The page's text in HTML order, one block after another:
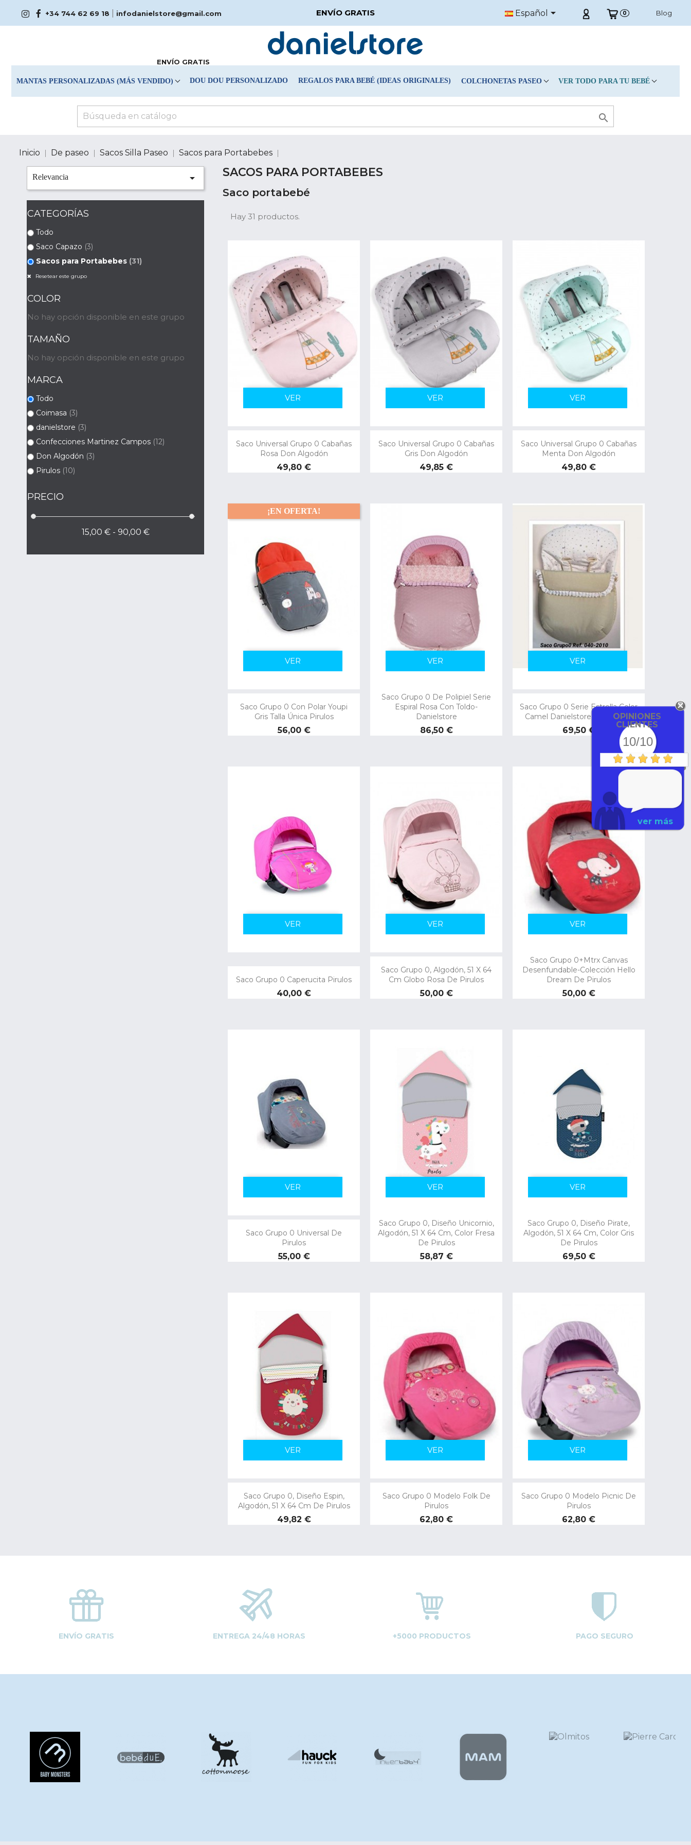
+34 744 62 69 18 infodanielstore@gmail.com ENVÍO GRATIS Español  0 Blog
ENVÍO GRATIS
MANTAS PERSONALIZADAS (MÁS VENDIDO) DOU DOU PERSONALIZADO REGALOS PARA BEBÉ (IDEAS ORIGINALES) COLCHONETAS PASEO VER TODO PARA TU BEBÉ

Inicio De paseo Sacos Silla Paseo Sacos para Portabebes
Relevancia 
CATEGORÍAS
Todo
Saco Capazo (3)
Sacos para Portabebes (31)
Resetear este grupo
COLOR
No hay opción disponible en este grupo
TAMAÑO
No hay opción disponible en este grupo
MARCA
Todo
Coimasa (3)
danielstore (3)
Confecciones Martinez Campos (12)
Don Algodón (3)
Pirulos (10)
PRECIO
15,00 € - 90,00 €
SACOS PARA PORTABEBES
Saco portabebé
Hay 31 productos.
Saco Universal Grupo 0 Cabañas
Rosa Don Algodón
Precio
49,80 €
VER
Saco Universal Grupo 0 Cabañas
Gris Don Algodón
Precio
49,85 €
VER
Saco Universal Grupo 0 Cabañas
Menta Don Algodón
Precio
49,80 €
VER
Saco Grupo 0 Con Polar Youpi
Gris Talla Única Pirulos
Precio
56,00 €
¡EN OFERTA!
VER
Saco Grupo 0 De Polipiel Serie
Espiral Rosa Con Toldo-
Danielstore
Precio
86,50 €
VER
Saco Grupo 0 Serie Estrella Color
Camel Danielstore (040-2010)
Precio
69,50 €
VER
Saco Grupo 0 Caperucita Pirulos
Precio
40,00 €
VER
Saco Grupo 0, Algodón, 51 X 64
Cm Globo Rosa De Pirulos
Precio
50,00 €
VER
Saco Grupo 0+mtrx Canvas
Desenfundable-Colección Hello
Dream De Pirulos
Precio
50,00 €
VER
Saco Grupo 0 Universal De
Pirulos
Precio
55,00 €
VER
Saco Grupo 0, Diseño Unicornio,
Algodón, 51 X 64 Cm, Color Fresa
De Pirulos
Precio
58,87 €
VER
Saco Grupo 0, Diseño Pirate,
Algodón, 51 X 64 Cm, Color Gris
De Pirulos
Precio
69,50 €
VER
Saco Grupo 0, Diseño Espin,
Algodón, 51 X 64 Cm De Pirulos
Precio
49,82 €
VER
Saco Grupo 0 Modelo Folk De
Pirulos
Precio
62,80 €
VER
Saco Grupo 0 Modelo Picnic De
Pirulos
Precio
62,80 €
VER
ENVÍO GRATIS ENTREGA 24/48 HORAS +5000 PRODUCTOS PAGO SEGURO
OPINIONES
CLIENTES
10/10
ver más